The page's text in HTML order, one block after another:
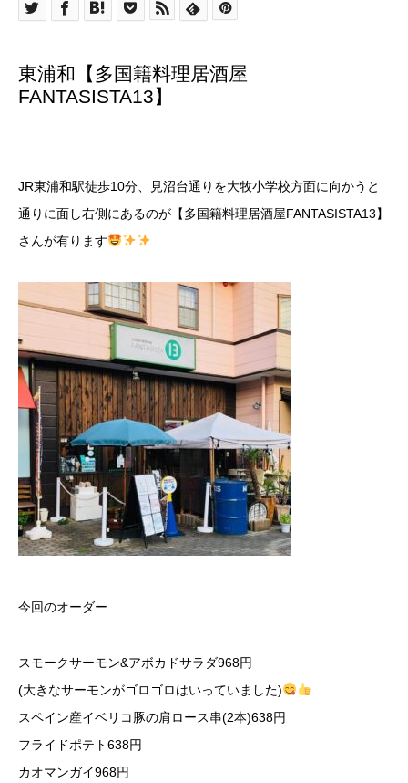
東浦和【多国籍料理居酒屋
FANTASISTA13】
JR東浦和駅徒歩10分、見沼台通りを大牧小学校方面に向かうと
通りに面し右側にあるのが【多国籍料理居酒屋FANTASISTA13】
さんが有ります
今回のオーダー
スモークサーモン&アボカドサラダ968円
(大きなサーモンがゴロゴロはいっていました)
スペイン産イベリコ豚の肩ロース串(2本)638円
フライドポテト638円
カオマンガイ968円